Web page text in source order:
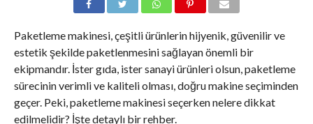
Paketleme makinesi, çeşitli ürünlerin hijyenik, güvenilir ve
estetik şekilde paketlenmesini sağlayan önemli bir
ekipmandır. İster gıda, ister sanayi ürünleri olsun, paketleme
sürecinin verimli ve kaliteli olması, doğru makine seçiminden
geçer. Peki, paketleme makinesi seçerken nelere dikkat
edilmelidir? İşte detaylı bir rehber.